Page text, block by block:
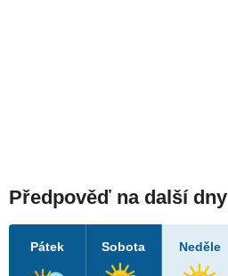
Předpověď na další dny
Pátek Sobota Neděle